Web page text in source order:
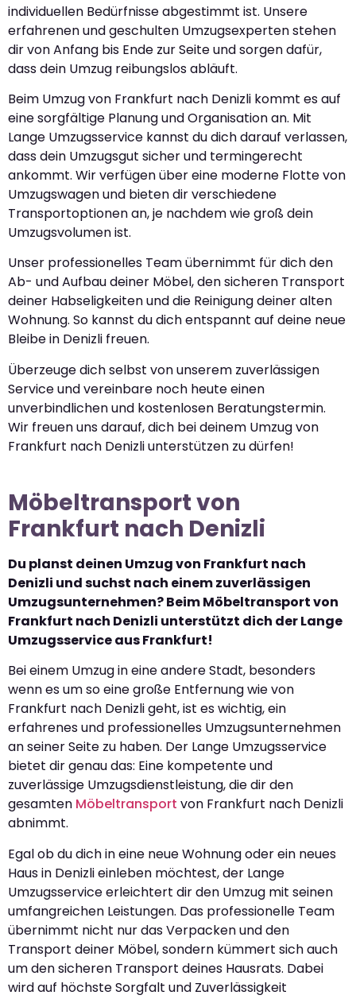
individuellen Bedürfnisse abgestimmt ist. Unsere
erfahrenen und geschulten Umzugsexperten stehen
dir von Anfang bis Ende zur Seite und sorgen dafür,
dass dein Umzug reibungslos abläuft.
Beim Umzug von Frankfurt nach Denizli kommt es auf
eine sorgfältige Planung und Organisation an. Mit
Lange Umzugsservice kannst du dich darauf verlassen,
dass dein Umzugsgut sicher und termingerecht
ankommt. Wir verfügen über eine moderne Flotte von
Umzugswagen und bieten dir verschiedene
Transportoptionen an, je nachdem wie groß dein
Umzugsvolumen ist.
Unser professionelles Team übernimmt für dich den
Ab- und Aufbau deiner Möbel, den sicheren Transport
deiner Habseligkeiten und die Reinigung deiner alten
Wohnung. So kannst du dich entspannt auf deine neue
Bleibe in Denizli freuen.
Überzeuge dich selbst von unserem zuverlässigen
Service und vereinbare noch heute einen
unverbindlichen und kostenlosen Beratungstermin.
Wir freuen uns darauf, dich bei deinem Umzug von
Frankfurt nach Denizli unterstützen zu dürfen!
Möbeltransport von
Frankfurt nach Denizli
Du planst deinen Umzug von Frankfurt nach
Denizli und suchst nach einem zuverlässigen
Umzugsunternehmen? Beim Möbeltransport von
Frankfurt nach Denizli unterstützt dich der Lange
Umzugsservice aus Frankfurt!
Bei einem Umzug in eine andere Stadt, besonders
wenn es um so eine große Entfernung wie von
Frankfurt nach Denizli geht, ist es wichtig, ein
erfahrenes und professionelles Umzugsunternehmen
an seiner Seite zu haben. Der Lange Umzugsservice
bietet dir genau das: Eine kompetente und
zuverlässige Umzugsdienstleistung, die dir den
gesamten Möbeltransport von Frankfurt nach Denizli
abnimmt.
Egal ob du dich in eine neue Wohnung oder ein neues
Haus in Denizli einleben möchtest, der Lange
Umzugsservice erleichtert dir den Umzug mit seinen
umfangreichen Leistungen. Das professionelle Team
übernimmt nicht nur das Verpacken und den
Transport deiner Möbel, sondern kümmert sich auch
um den sicheren Transport deines Hausrats. Dabei
wird auf höchste Sorgfalt und Zuverlässigkeit